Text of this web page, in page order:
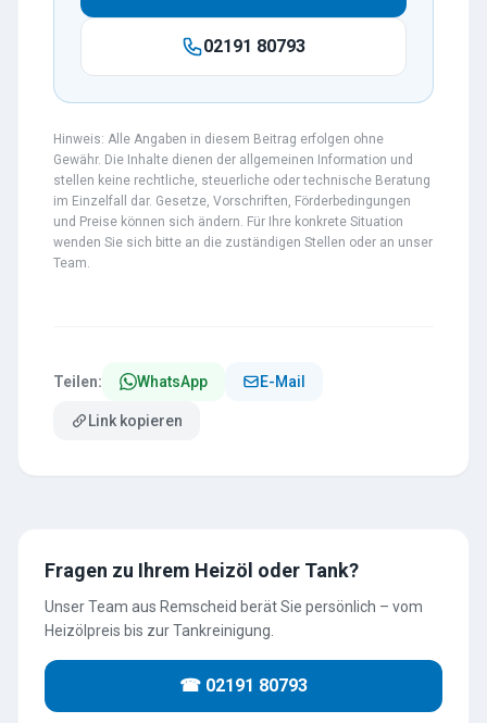
02191 80793
Hinweis: Alle Angaben in diesem Beitrag erfolgen ohne
Gewähr. Die Inhalte dienen der allgemeinen Information und
stellen keine rechtliche, steuerliche oder technische Beratung
im Einzelfall dar. Gesetze, Vorschriften, Förderbedingungen
und Preise können sich ändern. Für Ihre konkrete Situation
wenden Sie sich bitte an die zuständigen Stellen oder an unser
Team.
Teilen: WhatsApp E-Mail
Link kopieren
Fragen zu Ihrem Heizöl oder Tank?
Unser Team aus Remscheid berät Sie persönlich – vom
Heizölpreis bis zur Tankreinigung.
☎ 02191 80793